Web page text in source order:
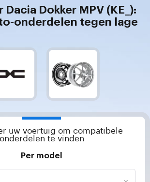
Dokker MPV (KE_):
onderdelen tegen lage
uw voertuig om compatibele
onderdelen te vinden
Per model